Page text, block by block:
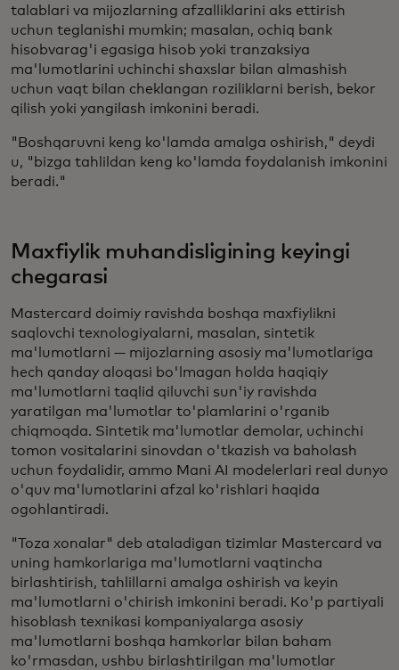
talablari va mijozlarning afzalliklarini aks ettirish
uchun teglanishi mumkin; masalan, ochiq bank
hisobvarag'i egasiga hisob yoki tranzaksiya
ma'lumotlarini uchinchi shaxslar bilan almashish
uchun vaqt bilan cheklangan roziliklarni berish, bekor
qilish yoki yangilash imkonini beradi.
"Boshqaruvni keng ko'lamda amalga oshirish," deydi
u, "bizga tahlildan keng ko'lamda foydalanish imkonini
beradi."
Maxfiylik muhandisligining keyingi
chegarasi
Mastercard doimiy ravishda boshqa maxfiylikni
saqlovchi texnologiyalarni, masalan, sintetik
ma'lumotlarni — mijozlarning asosiy ma'lumotlariga
hech qanday aloqasi bo'lmagan holda haqiqiy
ma'lumotlarni taqlid qiluvchi sun'iy ravishda
yaratilgan ma'lumotlar to'plamlarini o'rganib
chiqmoqda. Sintetik ma'lumotlar demolar, uchinchi
tomon vositalarini sinovdan o'tkazish va baholash
uchun foydalidir, ammo Mani AI modelerlari real dunyo
o'quv ma'lumotlarini afzal ko'rishlari haqida
ogohlantiradi.
"Toza xonalar" deb ataladigan tizimlar Mastercard va
uning hamkorlariga ma'lumotlarni vaqtincha
birlashtirish, tahlillarni amalga oshirish va keyin
ma'lumotlarni o'chirish imkonini beradi. Ko'p partiyali
hisoblash texnikasi kompaniyalarga asosiy
ma'lumotlarni boshqa hamkorlar bilan baham
ko'rmasdan, ushbu birlashtirilgan ma'lumotlar